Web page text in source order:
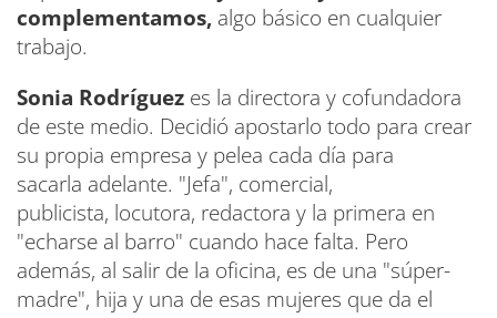
complementamos, algo básico en cualquier
trabajo.
Sonia Rodríguez es la directora y cofundadora
de este medio. Decidió apostarlo todo para crear
su propia empresa y pelea cada día para
sacarla adelante. "Jefa", comercial,
publicista, locutora, redactora y la primera en
"echarse al barro" cuando hace falta. Pero
además, al salir de la oficina, es de una "súper-
madre", hija y una de esas mujeres que da el